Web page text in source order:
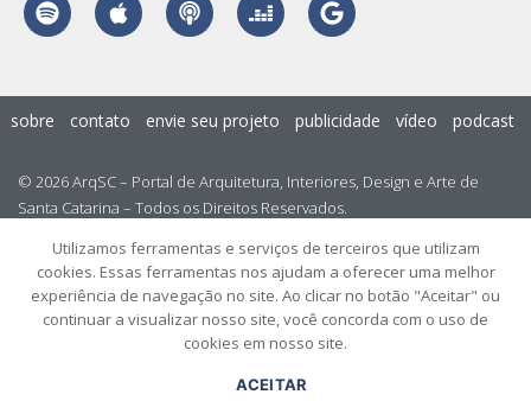
© 2026 ArqSC – Portal de Arquitetura, Interiores, Design e Arte de
Santa Catarina – Todos os Direitos Reservados.
sobre contato envie seu projeto publicidade vídeo podcast
Utilizamos ferramentas e serviços de terceiros que utilizam
cookies. Essas ferramentas nos ajudam a oferecer uma melhor
experiência de navegação no site. Ao clicar no botão "Aceitar" ou
continuar a visualizar nosso site, você concorda com o uso de
cookies em nosso site.
ACEITAR